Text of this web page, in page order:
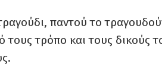
παντού το
τους τρόπο και τους δικούς